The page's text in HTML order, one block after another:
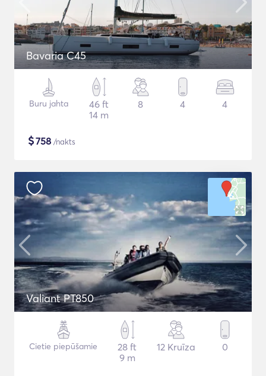
Bavaria C45
Buru jahta
46 ft
14 m
8 4 4
$758 /nakts
Valiant PT850
Cietie piepūšamie
28 ft
9 m
12 Kruīza 0